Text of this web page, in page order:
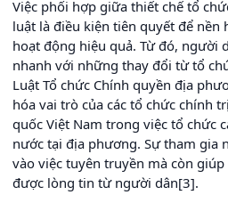
Việc phối hợp giữa thiết chế tổ
luật là điều kiện tiên quyết để nền
hoạt động hiệu quả. Từ đó, người
nhanh với những thay đổi từ tổ
Luật Tổ chức Chính quyền địa
hóa vai trò của các tổ chức chính
quốc Việt Nam trong việc tổ chức
nước tại địa phương. Sự tham gia
vào việc tuyên truyền mà còn
được lòng tin từ người dân[3].